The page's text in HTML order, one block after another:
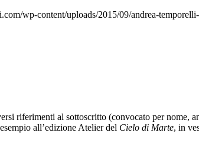
wp-content/uploads/2015/09/andrea-
riferimenti al sottoscritto (convocato per nome,
all’edizione Atelier del Cielo di Marte, in